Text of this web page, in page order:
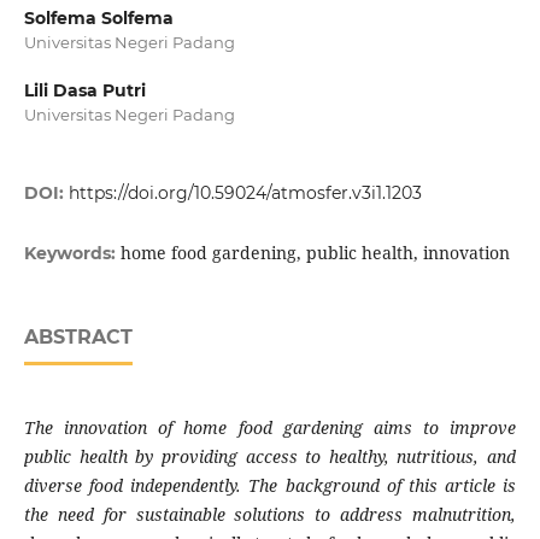
Solfema Solfema
Universitas Negeri Padang
Lili Dasa Putri
Universitas Negeri Padang
DOI: https://doi.org/10.59024/atmosfer.v3i1.1203
Keywords: home food gardening, public health, innovation
ABSTRACT
The innovation of home food gardening aims to improve
public health by providing access to healthy, nutritious, and
diverse food independently. The background of this article is
the need for sustainable solutions to address malnutrition,